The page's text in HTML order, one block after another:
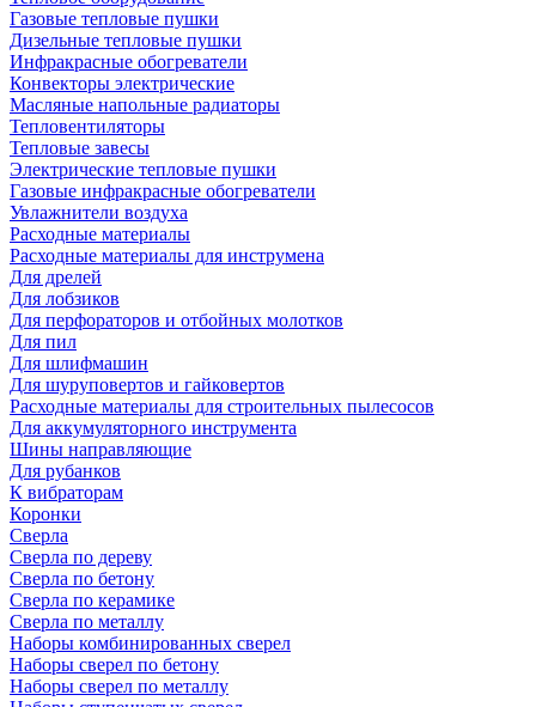
Газовые тепловые пушки
Дизельные тепловые пушки
Инфракрасные обогреватели
Конвекторы электрические
Масляные напольные радиаторы
Тепловентиляторы
Тепловые завесы
Электрические тепловые пушки
Газовые инфракрасные обогреватели
Увлажнители воздуха
Расходные материалы
Расходные материалы для инструмена
Для дрелей
Для лобзиков
Для перфораторов и отбойных молотков
Для пил
Для шлифмашин
Для шуруповертов и гайковертов
Расходные материалы для строительных пылесосов
Для аккумуляторного инструмента
Шины направляющие
Для рубанков
К вибраторам
Коронки
Сверла
Сверла по дереву
Сверла по бетону
Сверла по керамике
Сверла по металлу
Наборы комбинированных сверел
Наборы сверел по бетону
Наборы сверел по металлу